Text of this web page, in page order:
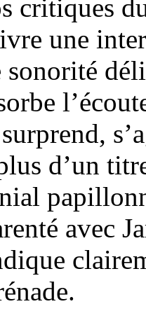
critiques
une
sonorité
d’un
avec